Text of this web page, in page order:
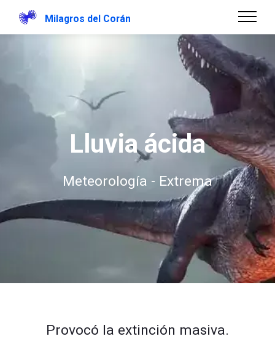
Milagros del Corán
Lluvia ácida
Meteorología - Extrema
Provocó la extinción masiva.